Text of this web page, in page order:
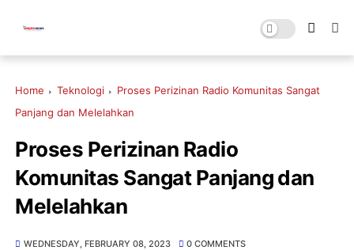
Home Teknologi
Proses Perizinan Radio Komunitas Sangat
Panjang dan Melelahkan
Proses Perizinan Radio
Komunitas Sangat Panjang dan
Melelahkan
WEDNESDAY, FEBRUARY 08, 2023 0 COMMENTS